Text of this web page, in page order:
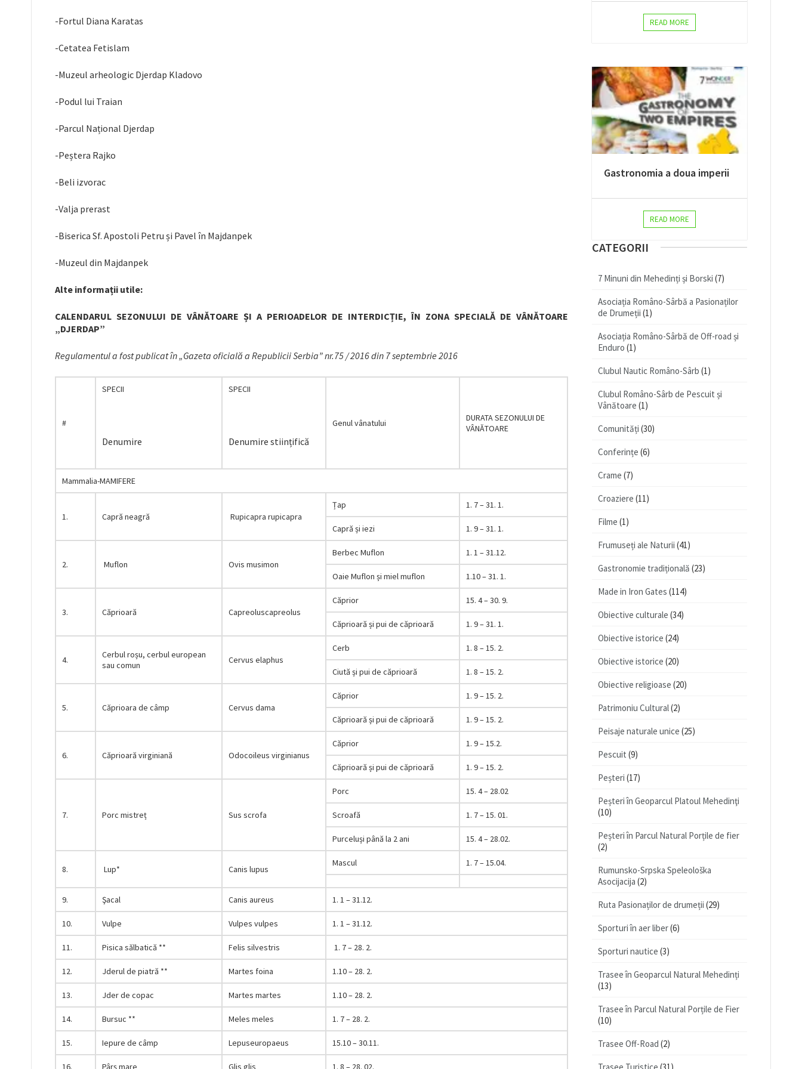
-Fortul Diana Karatas
-Cetatea Fetislam
-Muzeul arheologic Djerdap Kladovo
-Podul lui Traian
-Parcul Național Djerdap
-Peștera Rajko
-Beli izvorac
-Valja prerast
-Biserica Sf. Apostoli Petru și Pavel în Majdanpek
-Muzeul din Majdanpek
Alte informații utile:
CALENDARUL SEZONULUI DE VÂNĂTOARE ȘI A PERIOADELOR DE INTERDICȚIE, ÎN ZONA SPECIALĂ DE VÂNĂTOARE
„DJERDAP”
Regulamentul a fost publicat în „Gazeta oficială a Republicii Serbia” nr.75 / 2016 din 7 septembrie 2016
#
SPECII
Denumire
SPECII
Denumire stiințifică
Genul vânatului
DURATA SEZONULUI DE
VÂNĂTOARE
Mammalia-MAMIFERE
1. Capră neagră Rupicapra rupicapra
Țap 1. 7 – 31. 1.
Capră și iezi 1. 9 – 31. 1.
2. Muflon Ovis musimon
Berbec Muflon 1. 1 – 31.12.
Oaie Muflon și miel muflon 1.10 – 31. 1.
3. Căprioară Capreoluscapreolus
Căprior 15. 4 – 30. 9.
Căprioară și pui de căprioară 1. 9 – 31. 1.
4.
Cerbul roșu, cerbul european
sau comun
Cervus elaphus
Cerb 1. 8 – 15. 2.
Ciută și pui de căprioară 1. 8 – 15. 2.
5. Căprioara de câmp Cervus dama
Căprior 1. 9 – 15. 2.
Căprioară și pui de căprioară 1. 9 – 15. 2.
6. Căprioară virginiană Оdocоileus virginianus
Căprior 1. 9 – 15.2.
Căprioară și pui de căprioară 1. 9 – 15. 2.
7. Porc mistreț Sus scrofa
Porc 15. 4 – 28.02
Scroafă 1. 7 – 15. 01.
Purceluși până la 2 ani 15. 4 – 28.02.
8. Lup* Canis lupus
Mascul 1. 7 – 15.04.
9. Şacal Canis aureus 1. 1 – 31.12.
10. Vulpe Vulpes vulpes 1. 1 – 31.12.
11. Pisica sălbatică ** Felis silvestris 1. 7 – 28. 2.
12. Jderul de piatră ** Martes foina 1.10 – 28. 2.
13. Jder de copac Martes martes 1.10 – 28. 2.
14. Bursuc ** Meles meles 1. 7 – 28. 2.
15. Iepure de câmp Lepuseuropaeus 15.10 – 30.11.
16. Pârș mare Glis glis 1. 8 – 28. 02.
READ MORE
Gastronomia a doua imperii
READ MORE
CATEGORII
7 Minuni din Mehedinți și Borski (7)
Asociația Româno-Sârbă a Pasionaților
de Drumeții (1)
Asociația Româno-Sârbă de Off-road și
Enduro (1)
Clubul Nautic Româno-Sârb (1)
Clubul Româno-Sârb de Pescuit și
Vânătoare (1)
Comunități (30)
Conferințe (6)
Crame (7)
Croaziere (11)
Filme (1)
Frumuseți ale Naturii (41)
Gastronomie tradițională (23)
Made in Iron Gates (114)
Obiective culturale (34)
Obiective istorice (24)
Obiective istorice (20)
Obiective religioase (20)
Patrimoniu Cultural(2)
Peisaje naturale unice (25)
Pescuit (9)
Peșteri (17)
Peșteri în Geoparcul Platoul Mehedinţi
(10)
Peșteri în Parcul Natural Porțile de fier
(2)
Rumunsko-Srpska Speleološka
Asocijacija (2)
Ruta Pasionaților de drumeții (29)
Sporturi în aer liber(6)
Sporturi nautice (3)
Trasee în Geoparcul Natural Mehedinți
(13)
Trasee în Parcul Natural Porțile de Fier
(10)
Trasee Off-Road (2)